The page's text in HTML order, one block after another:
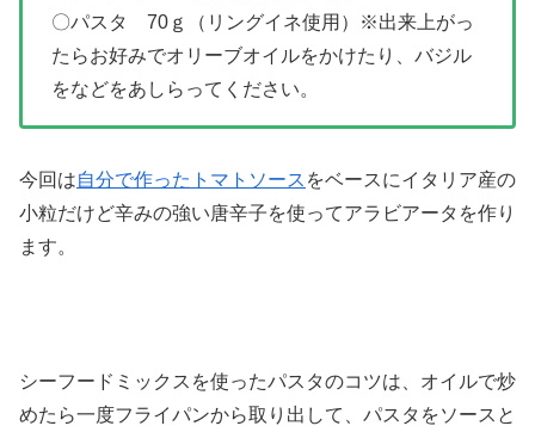
〇パスタ 70ｇ（リングイネ使用）※出来上がっ
たらお好みでオリーブオイルをかけたり、バジル
をなどをあしらってください。
今回は自分で作ったトマトソース をベースにイタリア産の
小粒だけど辛みの強い唐辛子を使ってアラビアータを作り
ます。
シーフードミックスを使ったパスタのコツは、オイルで炒
めたら一度フライパンから取り出して、パスタをソースと